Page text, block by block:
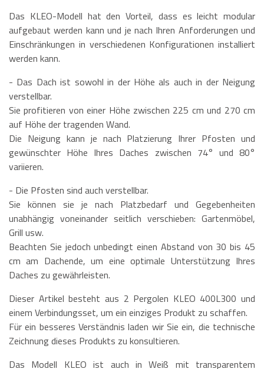
Das KLEO-Modell hat den Vorteil, dass es leicht modular
aufgebaut werden kann und je nach Ihren Anforderungen und
Einschränkungen in verschiedenen Konfigurationen installiert
werden kann.
- Das Dach ist sowohl in der Höhe als auch in der Neigung
verstellbar.
Sie profitieren von einer Höhe zwischen 225 cm und 270 cm
auf Höhe der tragenden Wand.
Die Neigung kann je nach Platzierung Ihrer Pfosten und
gewünschter Höhe Ihres Daches zwischen 74° und 80°
variieren.
- Die Pfosten sind auch verstellbar.
Sie können sie je nach Platzbedarf und Gegebenheiten
unabhängig voneinander seitlich verschieben: Gartenmöbel,
Grill usw.
Beachten Sie jedoch unbedingt einen Abstand von 30 bis 45
cm am Dachende, um eine optimale Unterstützung Ihres
Daches zu gewährleisten.
Dieser Artikel besteht aus 2 Pergolen KLEO 400L300 und
einem Verbindungsset, um ein einziges Produkt zu schaffen.
Für ein besseres Verständnis laden wir Sie ein, die technische
Zeichnung dieses Produkts zu konsultieren.
Das Modell KLEO ist auch in Weiß mit transparentem